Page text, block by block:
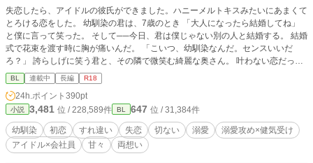
失恋したら、アイドルの彼氏ができました。ハニーメルトキスみたいにあまくて
とろける恋をした。 幼馴染の君は、7歳のとき 「大人になったら結婚してね」
と僕に言って笑った。 そして──今日、君は僕じゃない別の人と結婚する。 結婚
式で花束を渡す時に胸が痛いんだ。 「こいつ、幼馴染なんだ。センスいいだ
ろ？」 誇らしげに笑う君と、その隣で微笑む綺麗な奥さん。 叶わない恋だって
わかってる。 それでも、氷砂糖みたいに君との甘い思い出を、僕だけの宝箱に
しまって生きていく。 君の幸せを願うことだけが、僕にできる最後の恋だか
ら。 そう思って、失恋の悲しみを猫カフェで埋めていたある日のこと。 僕
は“彼“に出逢った。 その人は僕に愛を教えてくれる人でした。 はちみつみたい
に甘くてやさしくてとろける恋。ハニーメルトキスって言葉が似合う人。 そし
て僕はどうやら彼の最推しになってしまったらしいんです。 けれど、彼の生き
方は僕とはまるで正反対で──。 『国民的彼氏No.1』カリスマアイドル×失恋
BL 連載中 長編 R18
24h.ポイント 390pt
小説 3,481 位 / 228,589件 BL 647 位 / 31,384件
幼馴染 初恋 すれ違い 失恋 切ない 溺愛
溺愛攻め×健気受け
アイドル×会社員
甘々 両想い